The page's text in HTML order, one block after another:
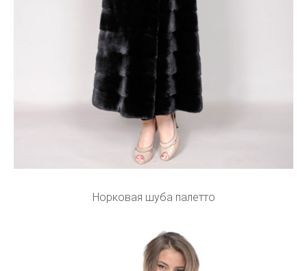
Норковая шуба палетто